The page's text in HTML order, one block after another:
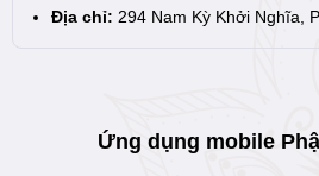
Địa chỉ: 294 Nam Kỳ Khởi Nghĩa,
Ứng dụng mobile